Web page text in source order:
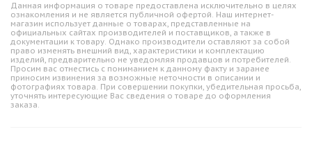
Данная информация о товаре предоставлена исключительно в целях
ознакомления и не является публичной офертой. Наш интернет-
магазин использует данные о товарах, представленные на
официальных сайтах производителей и поставщиков, а также в
документации к товару. Однако производители оставляют за собой
право изменять внешний вид, характеристики и комплектацию
изделий, предварительно не уведомляя продавцов и потребителей.
Просим вас отнестись с пониманием к данному факту и заранее
приносим извинения за возможные неточности в описании и
фотографиях товара. При совершении покупки, убедительная просьба,
уточнять интересующие Вас сведения о товаре до оформления
заказа.